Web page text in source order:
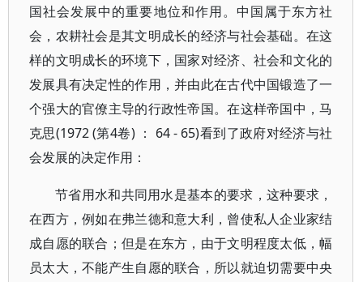
国社会发展中的重要地位和作用。中国属于东方社
会，农耕社会是其文明成长的经济与社会基础。在这
样的文明成长的环境下，国家对经济、社会和文化的
发展具有决定性的作用，并由此在古代中国锻造了一
个强大的官僚主导的行政性帝国。在这样帝国中，马
克思(1972 (第4卷) ： 64 - 65)看到了政府对经济与社
会发展的决定作用：
节省用水和共同用水是基本的要求，这种要求，
在西方，例如在弗兰德和意大利，曾使私人企业家结
成自愿的联合；但是在东方，由于文明程度太低，幅
员太大，不能产生自愿的联合，所以就迫切需要中央